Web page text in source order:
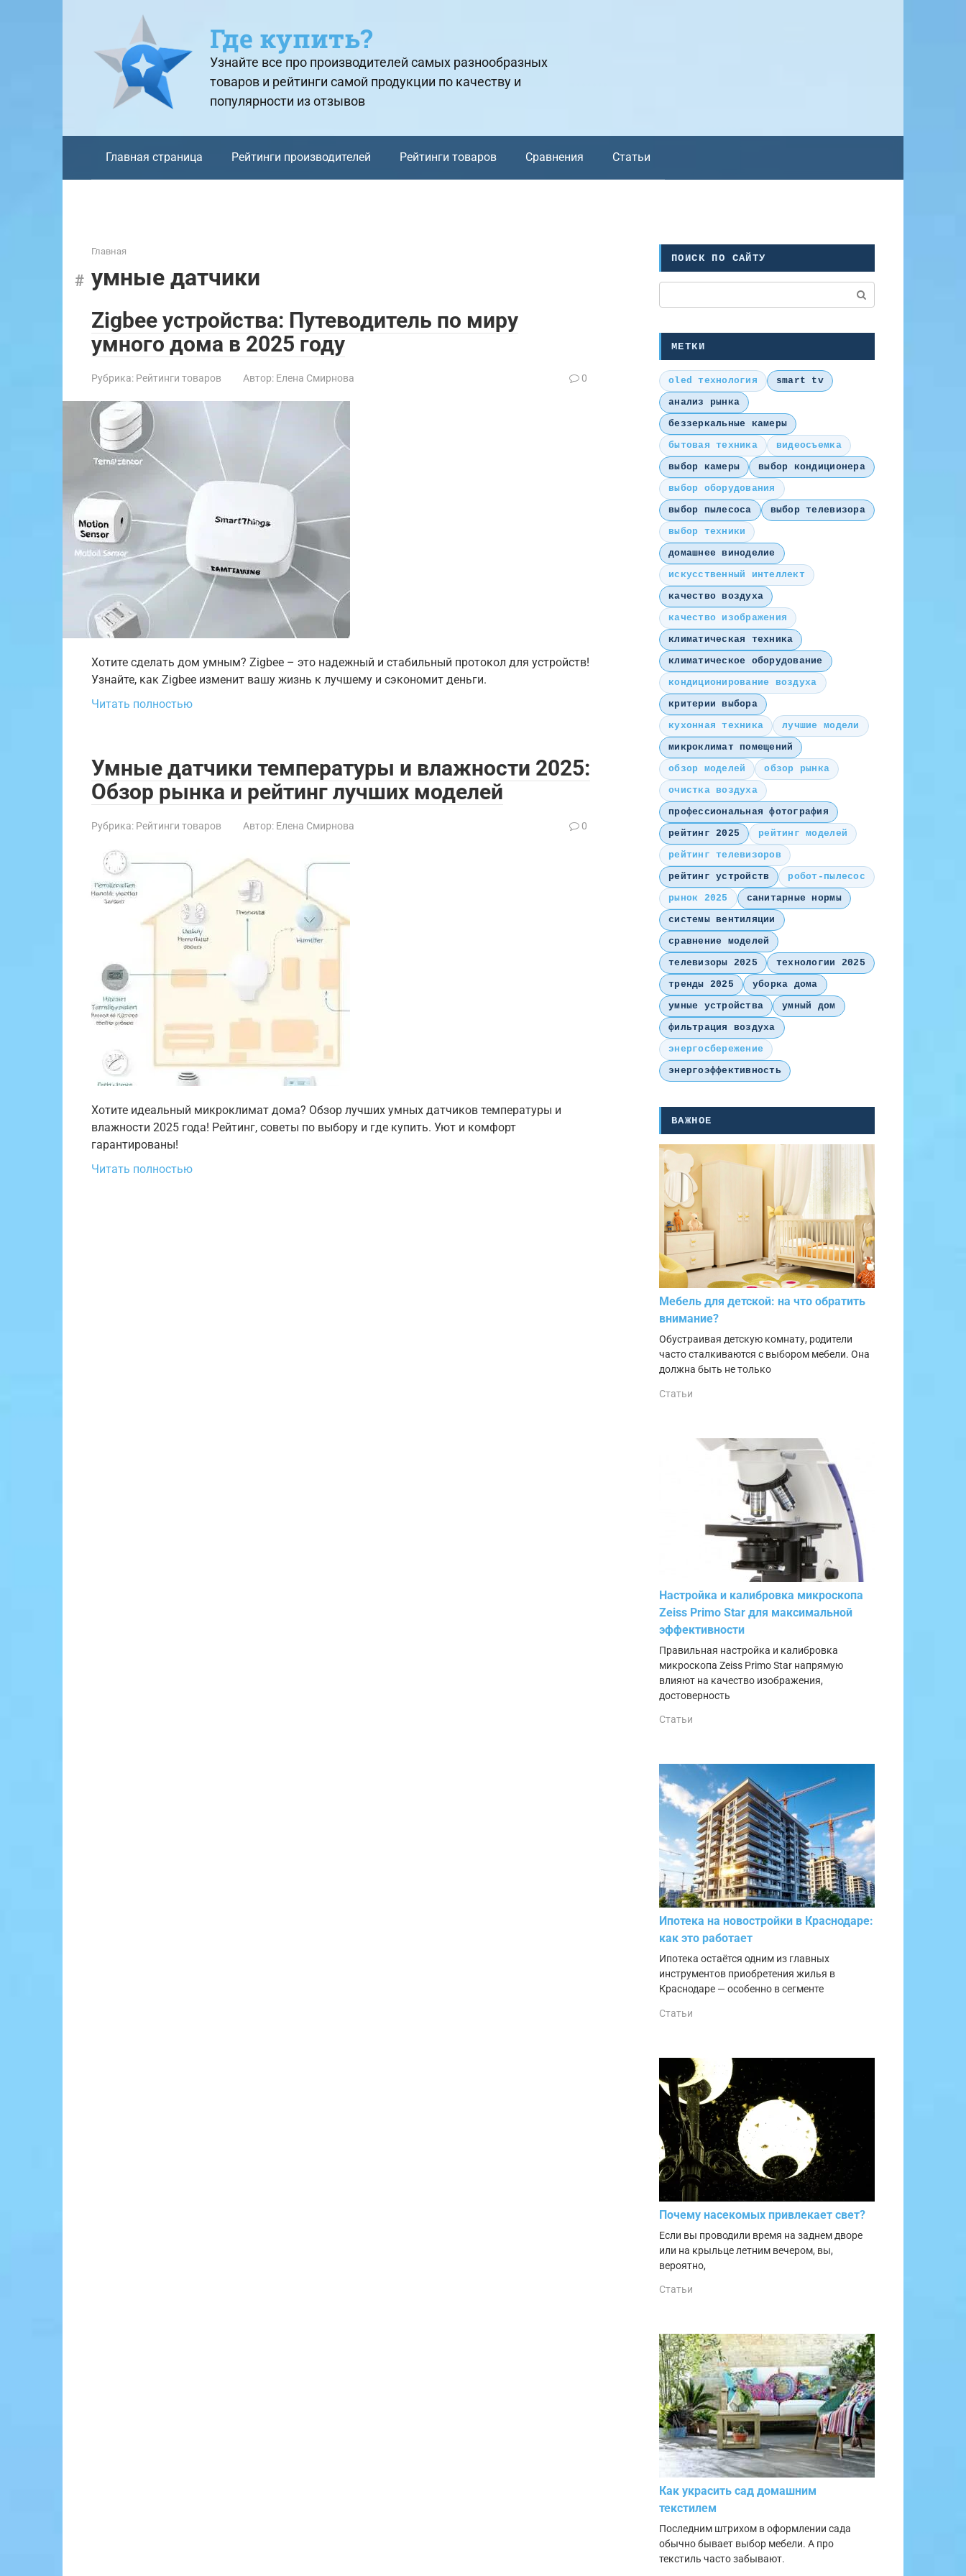
Где купить?
Узнайте все про производителей самых разнообразных
товаров и рейтинги самой продукции по качеству и
популярности из отзывов
Главная страница Рейтинги производителей Рейтинги товаров Сравнения Статьи
Главная
умные датчики
Zigbee устройства: Путеводитель по миру
умного дома в 2025 году
Рубрика: Рейтинги товаров Автор: Елена Смирнова 0
Хотите сделать дом умным? Zigbee – это надежный и стабильный протокол для устройств!
Узнайте, как Zigbee изменит вашу жизнь к лучшему и сэкономит деньги.
Читать полностью
Умные датчики температуры и влажности 2025:
Обзор рынка и рейтинг лучших моделей
Рубрика: Рейтинги товаров Автор: Елена Смирнова 0
Хотите идеальный микроклимат дома? Обзор лучших умных датчиков температуры и
влажности 2025 года! Рейтинг, советы по выбору и где купить. Уют и комфорт
гарантированы!
Читать полностью
ПОИСК ПО САЙТУ
МЕТКИ
oled технология
smart tv
анализ рынка
беззеркальные камеры
бытовая техника
видеосъемка
выбор камеры
выбор кондиционера
выбор оборудования
выбор пылесоса
выбор телевизора
выбор техники
домашнее виноделие
искусственный интеллект
качество воздуха
качество изображения
климатическая техника
климатическое оборудование
кондиционирование воздуха
критерии выбора
кухонная техника
лучшие модели
микроклимат помещений
обзор моделей
обзор рынка
очистка воздуха
профессиональная фотография
рейтинг 2025
рейтинг моделей
рейтинг телевизоров
рейтинг устройств
робот-пылесос
рынок 2025
санитарные нормы
системы вентиляции
сравнение моделей
телевизоры 2025
технологии 2025
тренды 2025
уборка дома
умные устройства
умный дом
фильтрация воздуха
энергосбережение
энергоэффективность
ВАЖНОЕ
Мебель для детской: на что обратить
внимание?
Обустраивая детскую комнату, родители
часто сталкиваются с выбором мебели. Она
должна быть не только
Статьи
Настройка и калибровка микроскопа
Zeiss Primo Star для максимальной
эффективности
Правильная настройка и калибровка
микроскопа Zeiss Primo Star напрямую
влияют на качество изображения,
достоверность
Статьи
Ипотека на новостройки в Краснодаре:
как это работает
Ипотека остаётся одним из главных
инструментов приобретения жилья в
Краснодаре — особенно в сегменте
Статьи
Почему насекомых привлекает свет?
Если вы проводили время на заднем дворе
или на крыльце летним вечером, вы,
вероятно,
Статьи
Как украсить сад домашним
текстилем
Последним штрихом в оформлении сада
обычно бывает выбор мебели. А про
текстиль часто забывают.